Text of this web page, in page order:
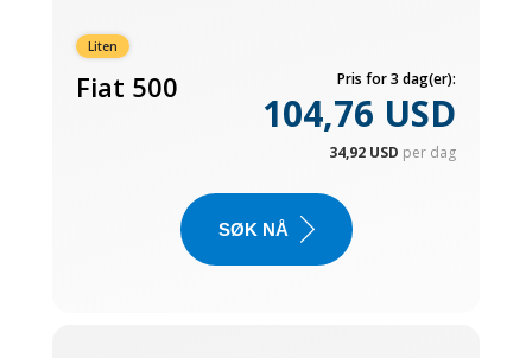
Liten
Fiat 500 Pris for 3 dag(er):
104,76 USD
34,92 USD per dag
SØK NÅ